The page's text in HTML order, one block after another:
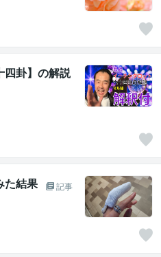
四卦】の解説
た結果
記事